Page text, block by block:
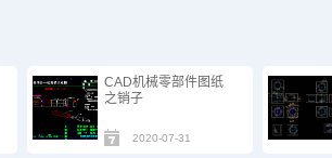
CAD机械零部件图纸
之销子
2020-07-31